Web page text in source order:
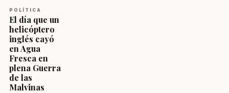
POLÍTICA
El día que un
helicóptero
inglés cayó
en Agua
Fresca en
plena Guerra
de las
Malvinas